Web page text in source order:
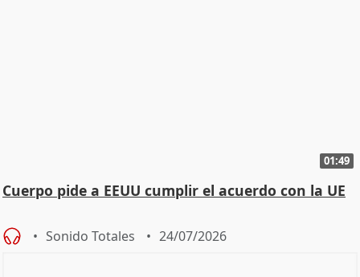
01:49
Cuerpo pide a EEUU cumplir el acuerdo con la UE
Sonido Totales 24/07/2026